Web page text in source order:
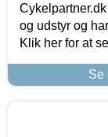
og udstyr og
Klik her for at
Se